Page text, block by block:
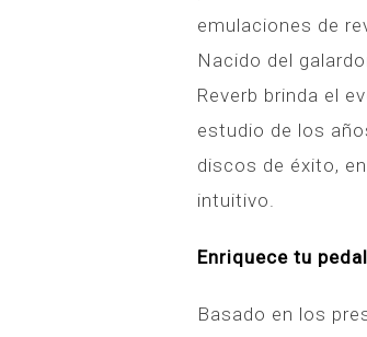
emulaciones de
Nacido del
Reverb brinda el
estudio de los
discos de éxito,
intuitivo.
Enriquece tu
Basado en los